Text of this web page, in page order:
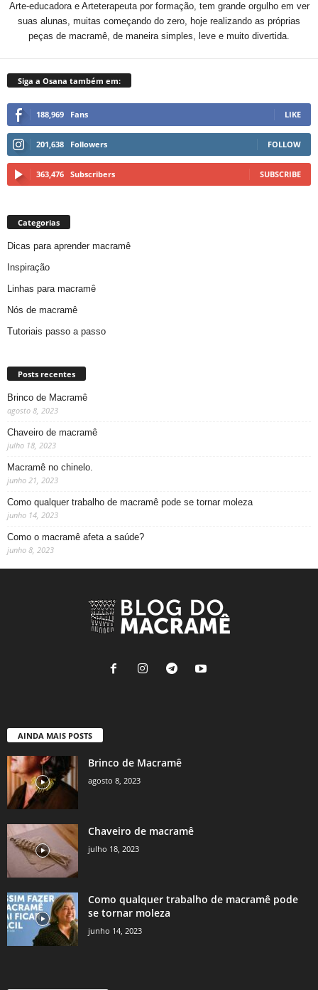
Arte-educadora e Arteterapeuta por formação, tem grande orgulho em ver
suas alunas, muitas começando do zero, hoje realizando as próprias
peças de macramê, de maneira simples, leve e muito divertida.
Siga a Osana também em:
188,969 Fans LIKE
201,638 Followers FOLLOW
363,476 Subscribers SUBSCRIBE
Categorias
Dicas para aprender macramê
Inspiração
Linhas para macramê
Nós de macramê
Tutoriais passo a passo
Posts recentes
Brinco de Macramê
agosto 8, 2023
Chaveiro de macramê
julho 18, 2023
Macramê no chinelo.
junho 21, 2023
Como qualquer trabalho de macramê pode se tornar moleza
junho 14, 2023
Como o macramê afeta a saúde?
junho 8, 2023
AINDA MAIS POSTS
Brinco de Macramê
agosto 8, 2023
Chaveiro de macramê
julho 18, 2023
Como qualquer trabalho de macramê pode
se tornar moleza
junho 14, 2023